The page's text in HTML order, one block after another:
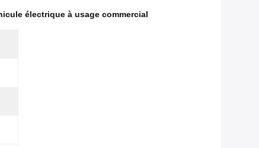
électrique à usage commercial